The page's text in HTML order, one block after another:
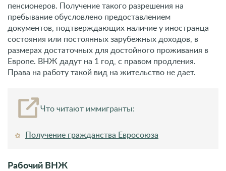
пенсионеров. Получение такого разрешения на
пребывание обусловлено предоставлением
документов, подтверждающих наличие у иностранца
состояния или постоянных зарубежных доходов, в
размерах достаточных для достойного проживания в
Европе. ВНЖ дадут на 1 год, с правом продления.
Права на работу такой вид на жительство не дает.
Что читают иммигранты:
Получение гражданства Евросоюза
Рабочий ВНЖ